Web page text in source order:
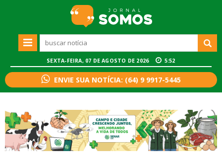
SEXTA-FEIRA, 07 DE AGOSTO DE 2026 5:52
ENVIE SUA NOTÍCIA: (64) 9 9917-5445